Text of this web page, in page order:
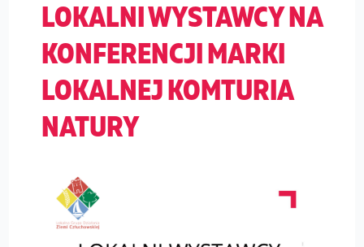
LOKALNI WYSTAWCY NA
KONFERENCJI MARKI
LOKALNEJ KOMTURIA
NATURY